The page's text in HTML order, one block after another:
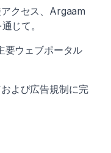
クセス、Argaam
じて。
要ウェブポータル
よび広告規制に完